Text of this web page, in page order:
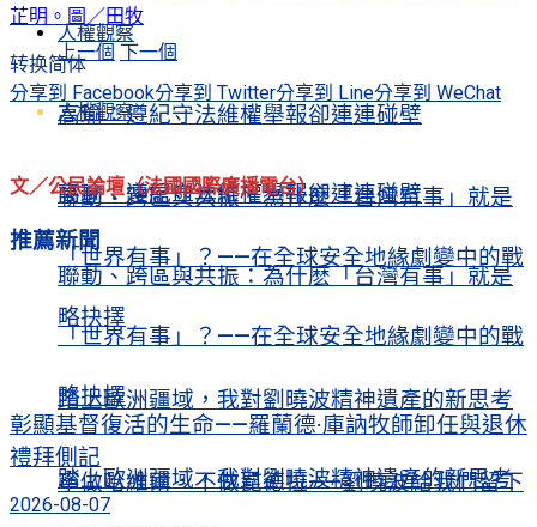
人權觀察
高瑜：遵紀守法維權舉報卻連連碰壁
聯動、跨區與共振：為什麽「台灣有事」就是
「世界有事」？——在全球安全地緣劇變中的戰
略抉擇
踏上歐洲疆域，我對劉曉波精神遺產的新思考
寧做哈維爾，不做昆德拉——劉曉波給我們留下
上一個 下一個
人權觀察
高瑜：遵紀守法維權舉報卻連連碰壁
聯動、跨區與共振：為什麽「台灣有事」就是
「世界有事」？——在全球安全地緣劇變中的戰
略抉擇
踏上歐洲疆域，我對劉曉波精神遺產的新思考
芷明。圖／田牧
转换简体
分享到 Facebook分享到 Twitter分享到 Line分享到 WeChat
文／公民論壇（法國國際廣播電台）
推薦新聞
彰顯基督復活的生命——羅蘭德·庫訥牧師卸任與退休
禮拜側記
2026-08-07